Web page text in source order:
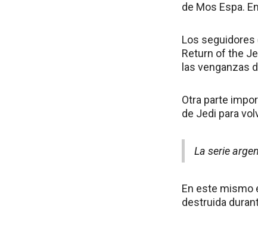
de Mos Espa.
Los seguidores
Return of the
las venganzas
Otra parte
de Jedi para
La serie
En este mismo
destruida